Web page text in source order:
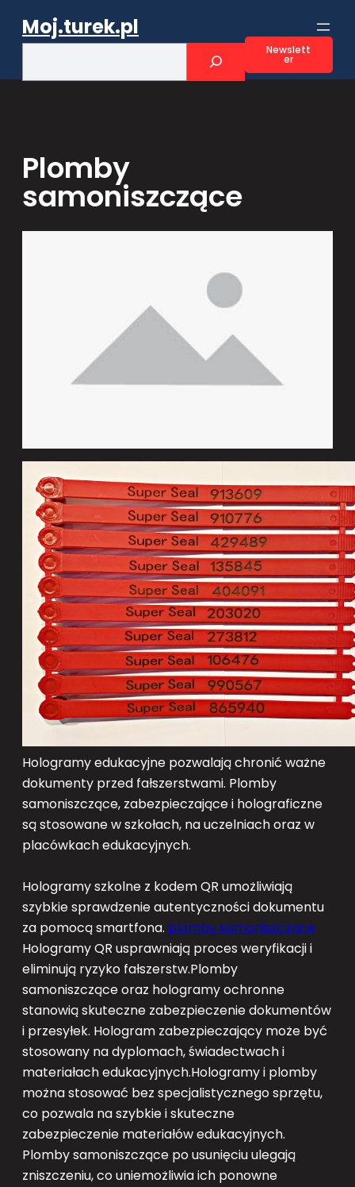
Moj.turek.pl
h
Newslett
er
Plomby
samoniszczące
Hologramy edukacyjne pozwalają chronić ważne
dokumenty przed fałszerstwami. Plomby
samoniszczące, zabezpieczające i holograficzne
są stosowane w szkołach, na uczelniach oraz w
placówkach edukacyjnych.
Hologramy szkolne z kodem QR umożliwiają
szybkie sprawdzenie autentyczności dokumentu
za pomocą smartfona. plomby samoniszczące
Hologramy QR usprawniają proces weryfikacji i
eliminują ryzyko fałszerstw.Plomby
samoniszczące oraz hologramy ochronne
stanowią skuteczne zabezpieczenie dokumentów
i przesyłek. Hologram zabezpieczający może być
stosowany na dyplomach, świadectwach i
materiałach edukacyjnych.Hologramy i plomby
można stosować bez specjalistycznego sprzętu,
co pozwala na szybkie i skuteczne
zabezpieczenie materiałów edukacyjnych.
Plomby samoniszczące po usunięciu ulegają
zniszczeniu, co uniemożliwia ich ponowne